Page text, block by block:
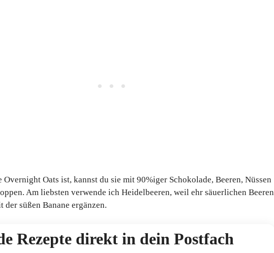
Overnight Oats ist, kannst du sie mit 90%iger Schokolade, Beeren, Nüssen
Am liebsten verwende ich Heidelbeeren, weil ehr säuerlichen Beeren
der süßen Banane ergänzen.
Rezepte direkt in dein Postfach